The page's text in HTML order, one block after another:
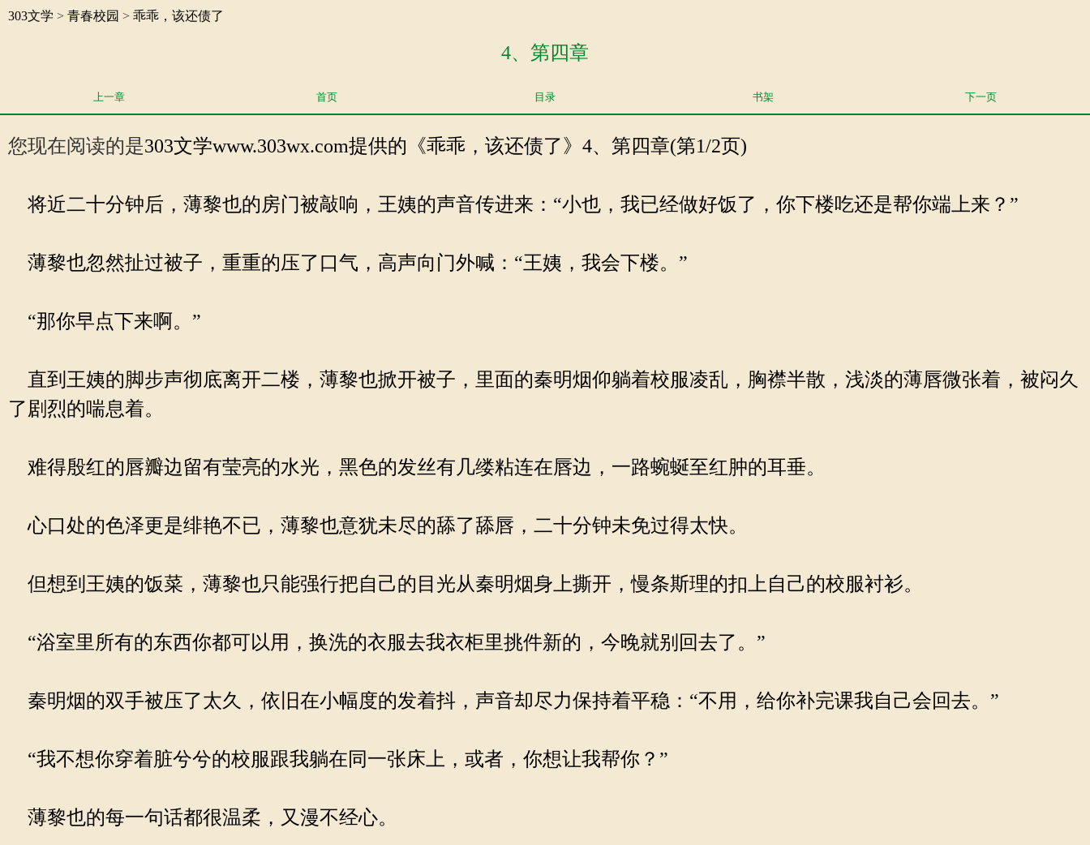
303文学 > 青春校园 > 乖乖，该还债了
4、第四章
上一章 首页 目录 书架 下一页
您现在阅读的是303文学www.303wx.com提供的《乖乖，该还债了》4、第四章(第1/2页)
将近二十分钟后，薄黎也的房门被敲响，王姨的声音传进来：“小也，我已经做好饭了，你下楼吃还是帮你端上来？”
薄黎也忽然扯过被子，重重的压了口气，高声向门外喊：“王姨，我会下楼。”
“那你早点下来啊。”
直到王姨的脚步声彻底离开二楼，薄黎也掀开被子，里面的秦明烟仰躺着校服凌乱，胸襟半散，浅淡的薄唇微张着，被闷久
了剧烈的喘息着。
难得殷红的唇瓣边留有莹亮的水光，黑色的发丝有几缕粘连在唇边，一路蜿蜒至红肿的耳垂。
心口处的色泽更是绯艳不已，薄黎也意犹未尽的舔了舔唇，二十分钟未免过得太快。
但想到王姨的饭菜，薄黎也只能强行把自己的目光从秦明烟身上撕开，慢条斯理的扣上自己的校服衬衫。
“浴室里所有的东西你都可以用，换洗的衣服去我衣柜里挑件新的，今晚就别回去了。”
秦明烟的双手被压了太久，依旧在小幅度的发着抖，声音却尽力保持着平稳：“不用，给你补完课我自己会回去。”
“我不想你穿着脏兮兮的校服跟我躺在同一张床上，或者，你想让我帮你？”
薄黎也的每一句话都很温柔，又漫不经心。